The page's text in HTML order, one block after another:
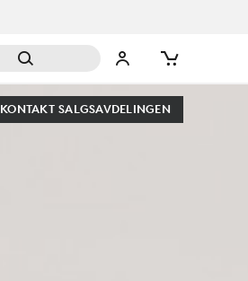
KONTAKT SALGSAVDELINGEN